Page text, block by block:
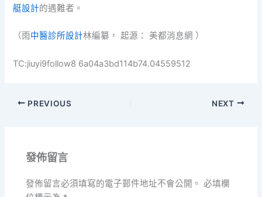
艇設計的遇難者。
（雨中醫診所設計林編纂， 起源： 美都消息網 ）
TC:jiuyi9follow8 6a04a3bd114b74.04559512
PREVIOUS NEXT
發佈留言
發佈留言必須填寫的電子郵件地址不會公開。 必填欄